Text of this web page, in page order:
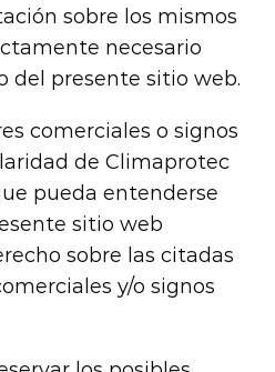
sobre los mismos
necesario
del presente sitio web.
comerciales o signos
de Climaprotec
pueda entenderse
sitio web
sobre las citadas
y/o signos